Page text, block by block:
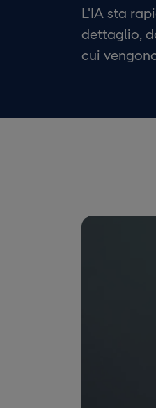
L'IA sta
dettaglio,
cui